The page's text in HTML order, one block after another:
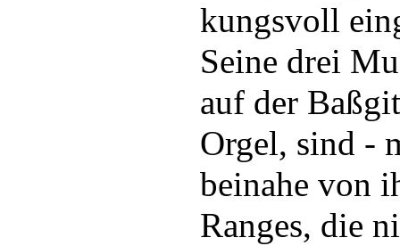
kungsvoll
Seine drei
auf der
Orgel, sind -
beinahe von
Ranges, die